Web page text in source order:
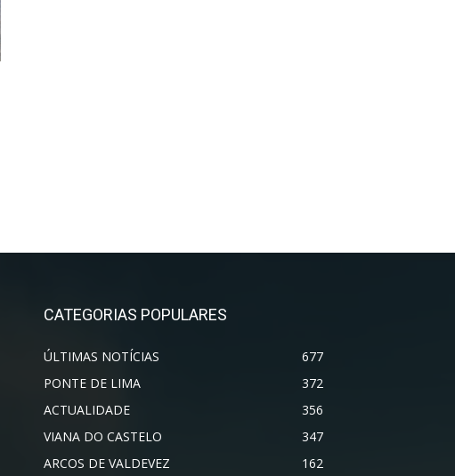
CATEGORIAS POPULARES
ÚLTIMAS NOTÍCIAS
677
PONTE DE LIMA
372
ACTUALIDADE
356
VIANA DO CASTELO
347
ARCOS DE VALDEVEZ
162